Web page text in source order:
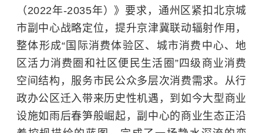
（2022年-2035年）》要求，通州区紧扣北京城
市副中心战略定位，提升京津冀联动辐射作用，
整体形成“国际消费体验区、城市消费中心、地
区活力消费圈和社区便民生活圈”四级商业消费
空间结构，服务市民公众多层次消费需求。从行
政办公区迁入带来历史性机遇，到如今大型商业
设施如雨后春笋般崛起，副中心的商业生态正沿